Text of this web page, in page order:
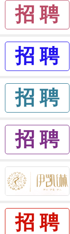
招 聘
招 聘
招 聘
招 聘
招 聘